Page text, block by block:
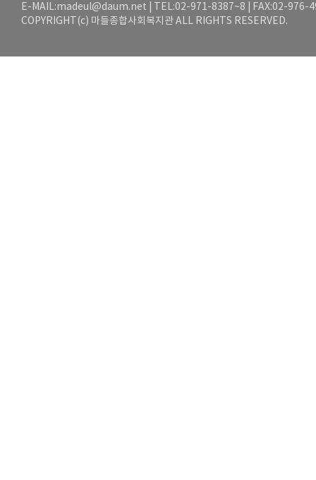
E-MAIL:madeul@daum.net | TEL:02-971-8387~8 | FAX:02-976-
COPYRIGHT(c) 마들종합사회복지관 ALL RIGHTS RESERVED.